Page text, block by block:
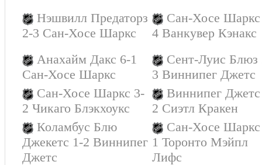
Нэшвилл Предаторз
2-3 Сан-Хосе Шаркс
Сан-Хосе
4 Ванкувер Кэнакс
Анахайм Дакс 6-1
Сан-Хосе Шаркс
Сент-Луис Блюз
3 Виннипег Джетс
Сан-Хосе Шаркс 3-
2 Чикаго Блэкхоукс
Виннипег
2 Сиэтл Кракен
Коламбус Блю
Джекетс 1-2 Виннипег
Джетс
Сан-Хосе
1 Торонто Мэйпл
Лифс